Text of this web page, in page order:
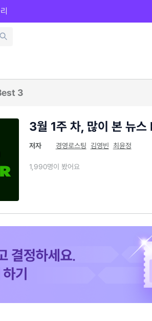
3
3월 1주 차, 많이 본 뉴
저자 경영로스팅 김영빈 최윤정
1,990명이 봤어요